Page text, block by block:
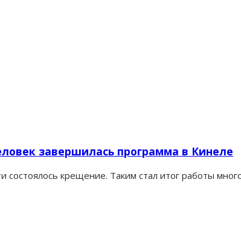
завершилась программа в Кинеле
крещение. Таким стал итог работы